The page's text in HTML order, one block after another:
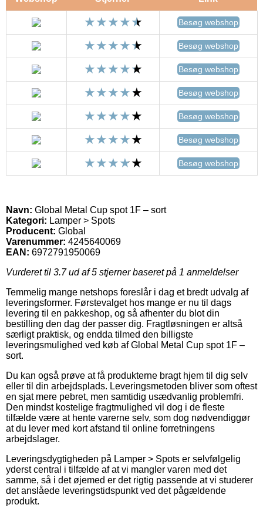
Besøg webshop
Besøg webshop
Besøg webshop
Besøg webshop
Besøg webshop
Besøg webshop
Besøg webshop
Navn: Global Metal Cup spot 1F – sort
Kategori: Lamper > Spots
Producent: Global
Varenummer: 4245640069
EAN: 6972791950069
Vurderet til 3.7ud af 5 stjerner baseret på 1 anmeldelser
Temmelig mange netshops foreslår i dag et bredt udvalg af
leveringsformer. Førstevalget hos mange er nu til dags
levering til en pakkeshop, og så afhenter du blot din
bestilling den dag der passer dig. Fragtløsningen er altså
særligt praktisk, og endda tilmed den billigste
leveringsmulighed ved køb af Global Metal Cup spot 1F –
sort.
Du kan også prøve at få produkterne bragt hjem til dig selv
eller til din arbejdsplads. Leveringsmetoden bliver som oftest
en sjat mere pebret, men samtidig usædvanlig problemfri.
Den mindst kostelige fragtmulighed vil dog i de fleste
tilfælde være at hente varerne selv, som dog nødvendiggør
at du lever med kort afstand til online forretningens
arbejdslager.
Leveringsdygtigheden på Lamper > Spots er selvfølgelig
yderst central i tilfælde af at vi mangler varen med det
samme, så i det øjemed er det rigtig passende at vi studerer
det anslåede leveringstidspunkt ved det pågældende
produkt.